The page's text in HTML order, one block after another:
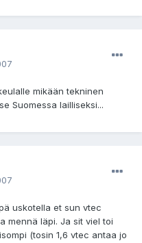
mikään tekninen
Suomessa lailliseksi...
uskotella et sun vtec
mennä läpi. Ja sit viel toi
(tosin 1,6 vtec antaa jo